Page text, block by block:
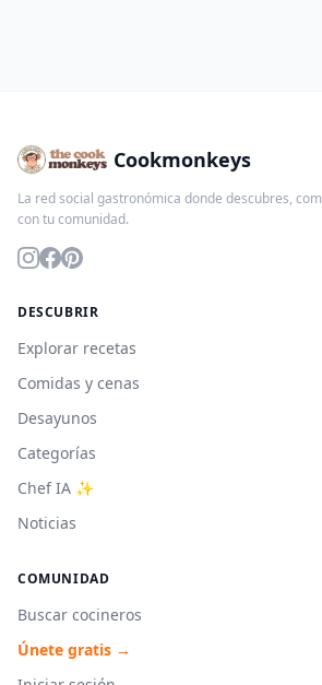
Cookmonkeys
La red social gastronómica donde descubres,
con tu comunidad.
DESCUBRIR
Explorar recetas
Comidas y cenas
Desayunos
Categorías
Chef IA ✨
Noticias
COMUNIDAD
Buscar cocineros
Únete gratis →